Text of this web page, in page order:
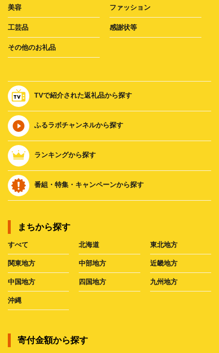
美容 ファッション
工芸品 感謝状等
その他のお礼品
TVで紹介された返礼品から探す
ふるラボチャンネルから探す
ランキングから探す
番組・特集・キャンペーンから探す
まちから探す
すべて 北海道 東北地方
関東地方 中部地方 近畿地方
中国地方 四国地方 九州地方
沖縄
寄付金額から探す